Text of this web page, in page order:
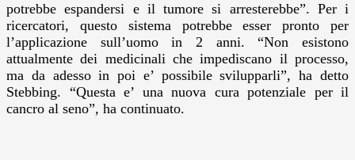
potrebbe espandersi e il tumore si arresterebbe”. Per i
ricercatori, questo sistema potrebbe esser pronto per
l’applicazione sull’uomo in 2 anni. “Non esistono
attualmente dei medicinali che impediscano il processo,
ma da adesso in poi e’ possibile svilupparli”, ha detto
Stebbing. “Questa e’ una nuova cura potenziale per il
cancro al seno”, ha continuato.